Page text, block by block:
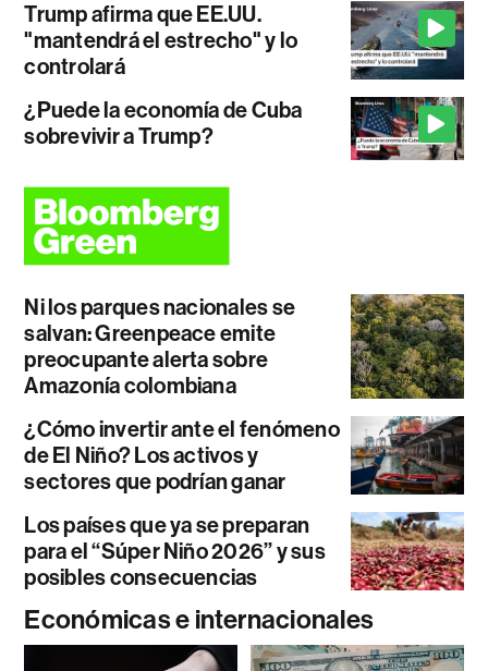
Trump afirma que EE.UU.
"mantendrá el estrecho" y lo
controlará
¿Puede la economía de Cuba
sobrevivir a Trump?
Ni los parques nacionales se
salvan: Greenpeace emite
preocupante alerta sobre
Amazonía colombiana
¿Cómo invertir ante el fenómeno
de El Niño? Los activos y
sectores que podrían ganar
Los países que ya se preparan
para el “Súper Niño 2026” y sus
posibles consecuencias
Económicas e internacionales